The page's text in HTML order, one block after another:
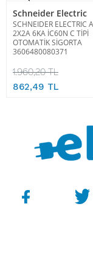
Schneider Electric
SCHNEIDER ELECTRIC
2X2A 6KA İC60N C TİPİ
OTOMATİK SİGORTA
3606480080371
1.960,20 TL
862,49 TL